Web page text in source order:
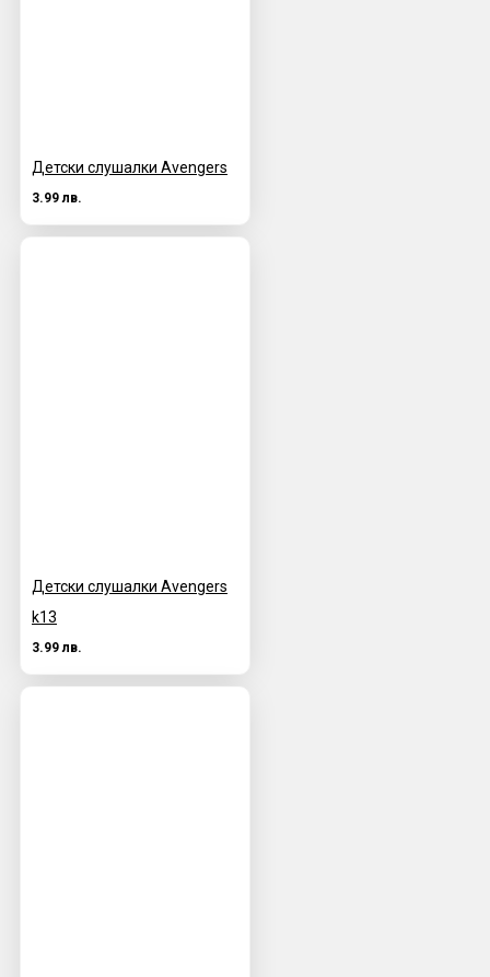
Детски слушалки Avengers
3.99 лв.
Детски слушалки Avengers
k13
3.99 лв.